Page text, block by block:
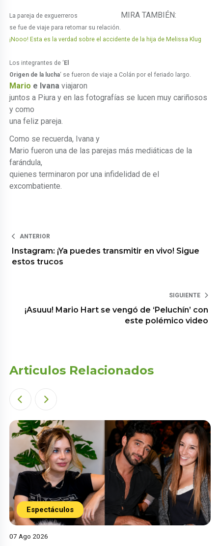
La pareja de exguerreros
se fue de viaje para retomar su relación.
MIRA TAMBIÉN:
¡Nooo! Esta es la verdad sobre el accidente de la hija de Melissa Klug
Los integrantes de ‘El
Origen de la lucha‘ se fueron de viaje a Colán por el feriado largo.
Mario e Ivana viajaron
juntos a Piura y en las fotografías se lucen muy cariñosos
y como
una feliz pareja.
Como se recuerda, Ivana y
Mario fueron una de las parejas más mediáticas de la
farándula,
quienes terminaron por una infidelidad de el
excombatiente.
ANTERIOR
Instagram: ¡Ya puedes transmitir en vivo! Sigue
estos trucos
SIGUIENTE
¡Asuuu! Mario Hart se vengó de ‘Peluchín’ con
este polémico video
Articulos Relacionados
Espectáculos
07 Ago 2026